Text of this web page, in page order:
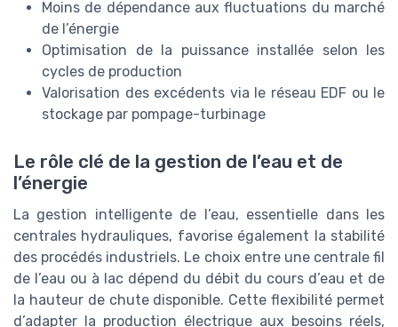
Moins de dépendance aux fluctuations du marché
de l’énergie
Optimisation de la puissance installée selon les
cycles de production
Valorisation des excédents via le réseau EDF ou le
stockage par pompage-turbinage
Le rôle clé de la gestion de l’eau et de
l’énergie
La gestion intelligente de l’eau, essentielle dans les
centrales hydrauliques, favorise également la stabilité
des procédés industriels. Le choix entre une centrale fil
de l’eau ou à lac dépend du débit du cours d’eau et de
la hauteur de chute disponible. Cette flexibilité permet
d’adapter la production électrique aux besoins réels,